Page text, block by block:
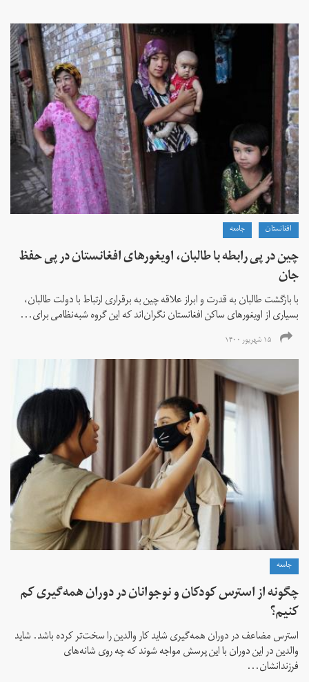
افغانستان جامعه
چین در پی رابطه با طالبان، اویغورهای افغانستان در پی حفظ
جان
با بازگشت طالبان به قدرت و ابراز علاقه چین به برقراری ارتباط با دولت طالبان،
بسیاری از اویغورهای ساکن افغانستان نگران‌اند که این گروه شبه‌نظامی برای...
۱۵ شهریور ۱۴۰۰
جامعه
چگونه از استرس کودکان و نوجوانان در دوران همه‌گیری کم
کنیم؟
استرس مضاعف در دوران همه‌گیری شاید کار والدین را سخت‌تر کرده باشد. شاید
والدین در این دوران با این پرسش مواجه شوند که چه روی شانه‌های
فرزندانشان...